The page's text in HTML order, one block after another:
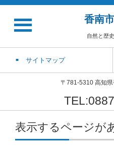
香南
自然と歴
サイトマップ
〒781-5310 高知
表示するページが